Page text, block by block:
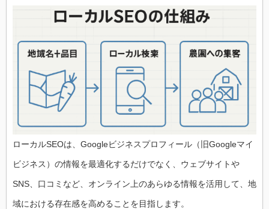
ローカルSEOは、Googleビジネスプロフィール（旧Googleマイ
ビジネス）の情報を最適化するだけでなく、ウェブサイトや
SNS、口コミなど、オンライン上のあらゆる情報を活用して、地
域における存在感を高めることを目指します。